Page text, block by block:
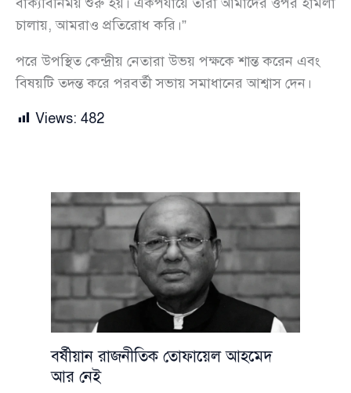
চালায়, আমরাও প্রতিরোধ করি।”
পরে উপস্থিত কেন্দ্রীয় নেতারা উভয় পক্ষকে শান্ত করেন এবং
বিষয়টি তদন্ত করে পরবর্তী সভায় সমাধানের আশ্বাস দেন।
Views: 482
বর্ষীয়ান রাজনীতিক তোফায়েল আহমেদ
আর নেই